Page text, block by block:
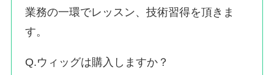
業務の一環でレッスン、技術習得を頂きま
す。
Q.ウィッグは購入しますか？